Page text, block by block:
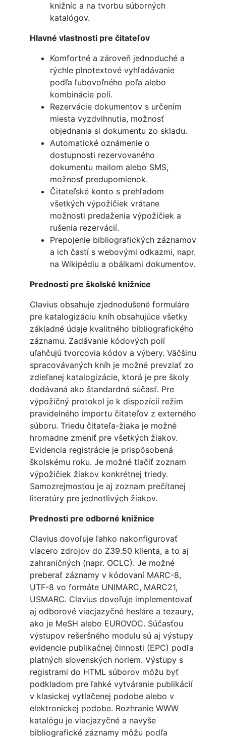
knižníc a na tvorbu súborných
katalógov.
Hlavné vlastnosti pre čitateľov
Komfortné a zároveň jednoduché a
rýchle plnotextové vyhľadávanie
podľa ľubovoľného poľa alebo
kombinácie polí.
Rezervácie dokumentov s určením
miesta vyzdvihnutia, možnosť
objednania si dokumentu zo skladu.
Automatické oznámenie o
dostupnosti rezervovaného
dokumentu mailom alebo SMS,
možnosť predupomienok.
Čitateľské konto s prehľadom
všetkých výpožičiek vrátane
možnosti predaženia výpožičiek a
rušenia rezervácií.
Prepojenie bibliografických záznamov
a ich častí s webovými odkazmi, napr.
na Wikipédiu a obálkami dokumentov.
Prednosti pre školské knižnice
Clavius obsahuje zjednodušené formuláre
pre katalogizáciu kníh obsahujúce všetky
základné údaje kvalitného bibliografického
záznamu. Zadávanie kódových polí
uľahčujú tvorcovia kódov a výbery. Väčšinu
spracovávaných kníh je možné prevziať zo
zdieľanej katalogizácie, ktorá je pre školy
dodávaná ako štandardná súčasť. Pre
výpožičný protokol je k dispozícii režim
pravidelného importu čitateľov z externého
súboru. Triedu čitateľa-žiaka je možné
hromadne zmeniť pre všetkých žiakov.
Evidencia registrácie je prispôsobená
školskému roku. Je možné tlačiť zoznam
výpožičiek žiakov konkrétnej triedy.
Samozrejmosťou je aj zoznam prečítanej
literatúry pre jednotlivých žiakov.
Prednosti pre odborné knižnice
Clavius dovoľuje ľahko nakonfigurovať
viacero zdrojov do Z39.50 klienta, a to aj
zahraničných (napr. OCLC). Je možné
preberať záznamy v kódovaní MARC-8,
UTF-8 vo formáte UNIMARC, MARC21,
USMARC. Clavius dovoľuje implementovať
aj odborové viacjazyčné hesláre a tezaury,
ako je MeSH alebo EUROVOC. Súčasťou
výstupov rešeršného modulu sú aj výstupy
evidencie publikačnej činnosti (EPC) podľa
platných slovenských noriem. Výstupy s
registrami do HTML súborov môžu byť
podkladom pre ľahké vytváranie publikácií
v klasickej vytlačenej podobe alebo v
elektronickej podobe. Rozhranie WWW
katalógu je viacjazyčné a navyše
bibliografické záznamy môžu podľa